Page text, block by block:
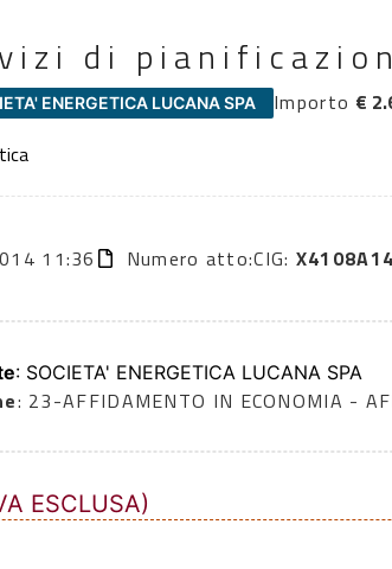
di
ENERGETICA LUCANA SPA Importo €
11:36 Numero atto:CIG:
: SOCIETA' ENERGETICA LUCANA SPA
: 23-AFFIDAMENTO IN ECONOMIA -
ESCLUSA)